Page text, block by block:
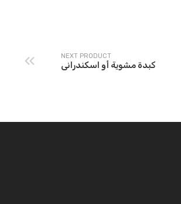
NEXT PRODUCT
كبدة مشوية أو اسكندرانى